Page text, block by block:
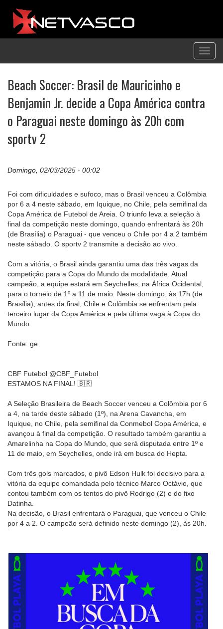
Beach Soccer: Brasil de Mauricinho e
Benjamin Jr. decide a Copa América contra
o Paraguai neste domingo às 20h com
sportv 2
Domingo, 02/03/2025 - 00:02
Foi com dificuldades e sufoco, mas o Brasil venceu a Colômbia
por 6 a 4 neste sábado, em Iquique, no Chile, pela semifinal da
Copa América de Futebol de Areia. O triunfo leva a seleção à
final da competição neste domingo, quando enfrentará às 20h
(de Brasília) o Paraguai - que venceu o Chile por 4 a 2 também
neste sábado. O sportv 2 transmite a decisão ao vivo.
Com a vitória, o Brasil ainda garantiu uma das três vagas da
competição para a Copa do Mundo da modalidade. Atual
campeão, a equipe estará em Seychelles, na África Ocidental,
para o torneio de 1º a 11 de maio. Neste domingo, às 17h (de
Brasília), antes da final, Chile e Colômbia se enfrentam pela
terceiro lugar da Copa América e pela última vaga à Copa do
Mundo.
Fonte: ge
CBF Futebol @CBF_Futebol
ESTAMOS NA FINAL! 🇧🇷
A Seleção Brasileira de Beach Soccer venceu a Colômbia por 6
a 4, na tarde deste sábado (1º), na Arena Cavancha, em
Iquique, no Chile, pela semifinal da Conmebol Copa América, e
avançou à final da competição. O resultado também garantiu a
Amarelinha na Copa do Mundo, que será disputada entre 1º e
11 de maio, em Seychelles, onde irá em busca do Hepta.
Com três gols marcados, o pivô Edson Hulk foi decisivo para a
vitória da equipe comandada pelo técnico Marco Octávio, que
contou também com os tentos do pivô Rodrigo (2) e do fixo
Datinha.
Na decisão, o Brasil enfrentará o Paraguai, que venceu o Chile
por 4 a 2. O campeão será definido neste domingo (2), às 20h.